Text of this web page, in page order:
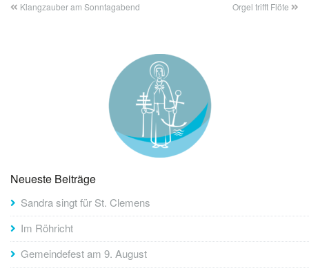
Klangzauber am Sonntagabend Orgel trifft Flöte
Neueste Beiträge
Sandra singt für St. Clemens
Im Röhricht
Gemeindefest am 9. August